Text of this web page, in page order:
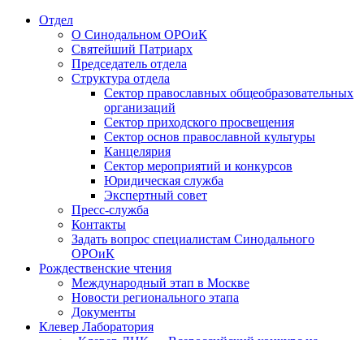
Отдел
О Синодальном ОРОиК
Святейший Патриарх
Председатель отдела
Структура отдела
Сектор православных общеобразовательных
организаций
Сектор приходского просвещения
Сектор основ православной культуры
Канцелярия
Сектор мероприятий и конкурсов
Юридическая служба
Экспертный совет
Пресс-служба
Контакты
Задать вопрос специалистам Синодального
ОРОиК
Рождественские чтения
Международный этап в Москве
Новости регионального этапа
Документы
Клевер Лаборатория